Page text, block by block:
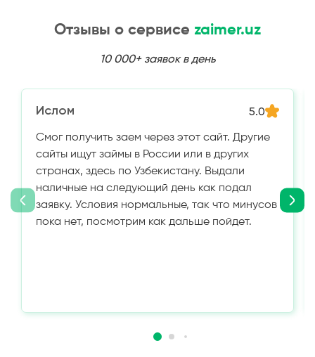
Отзывы о сервисе zaimer.uz
10 000+ заявок в день
Ислом 5.0
Смог получить заем через этот сайт. Другие
сайты ищут займы в России или в других
странах, здесь по Узбекистану. Выдали
наличные на следующий день как подал
заявку. Условия нормальные, так что минусов
пока нет, посмотрим как дальше пойдет.